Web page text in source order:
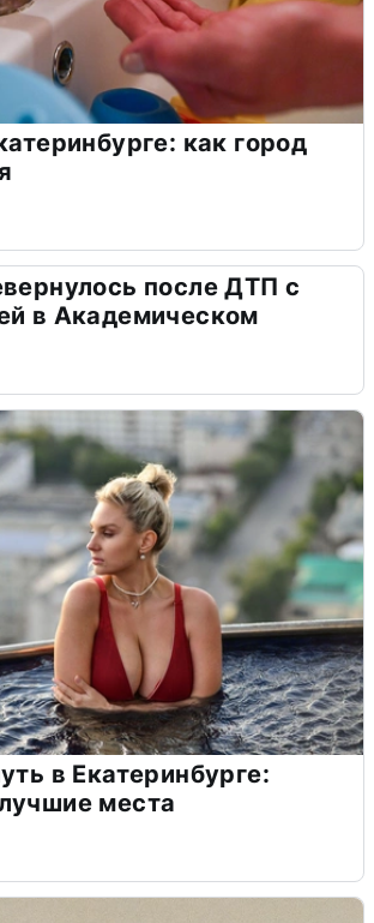
как город
после ДТП с
в Академическом
в Екатеринбурге:
места